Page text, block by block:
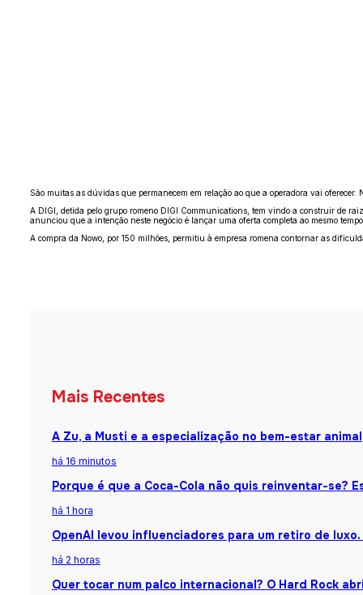
São muitas as dúvidas que permanecem em relação ao que a operadora vai
A DIGI, detida pelo grupo romeno DIGI Communications, tem vindo a construir de
anunciou que a intenção neste negócio é lançar uma oferta completa ao mesmo
A compra da Nowo, por 150 milhões, permitiu à empresa romena contornar as
Mais Recentes
A Zu, a Musti e a especialização no bem-estar animal
há 16 minutos
Porque é que a Coca-Cola não quis reinventar-se?
há 1 hora
OpenAI levou influenciadores para um retiro de
há 2 horas
Quer tocar num palco internacional? O Hard Rock